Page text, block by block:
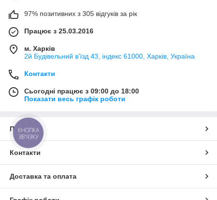
97% позитивних з 305 відгуків за рік
Працює з 25.03.2016
м. Харків
2й Будівельний в'їзд 43, індекс 61000, Харків, Україна
Контакти
Сьогодні працює з 09:00 до 18:00
Показати весь графік роботи
Про нас
Контакти
Доставка та оплата
КНОПКА
ЗВ'ЯЗКУ